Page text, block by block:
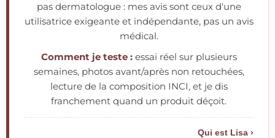
pas dermatologue : mes avis sont ceux d'une
utilisatrice exigeante et indépendante, pas un avis
médical.
Comment je teste :essai réel sur plusieurs
semaines, photos avant/après non retouchées,
lecture de la composition INCI, et je dis
franchement quand un produit déçoit.
Qui est Lisa ›